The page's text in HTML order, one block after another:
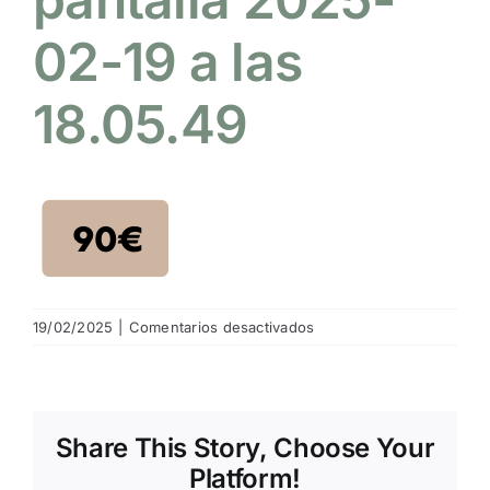
NOTICIAS
HAZTE SOCIO
02-19 a las
18.05.49
19/02/2025 Comentarios desactivados
02-
Share This Story, Choose Your
Platform!